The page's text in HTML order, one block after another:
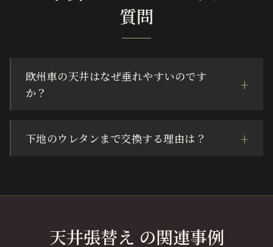
質問
欧州車の天井はなぜ垂れやすいのです
か？
下地のウレタンまで交換する理由は？
天井張替え の関連事例